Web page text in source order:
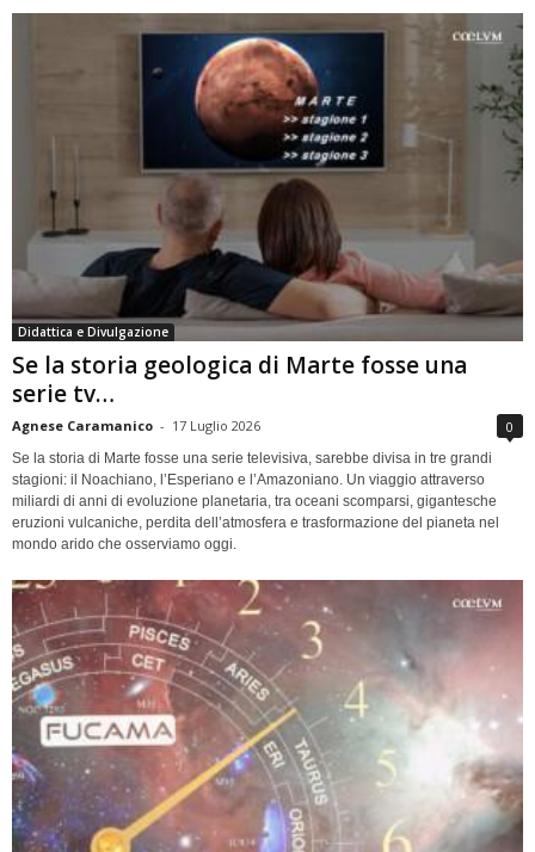
Didattica e Divulgazione
Se la storia geologica di Marte fosse una
serie tv…
Agnese Caramanico - 17 Luglio 2026 0
Se la storia di Marte fosse una serie televisiva, sarebbe divisa in tre grandi
stagioni: il Noachiano, l’Esperiano e l’Amazoniano. Un viaggio attraverso
miliardi di anni di evoluzione planetaria, tra oceani scomparsi, gigantesche
eruzioni vulcaniche, perdita dell’atmosfera e trasformazione del pianeta nel
mondo arido che osserviamo oggi.